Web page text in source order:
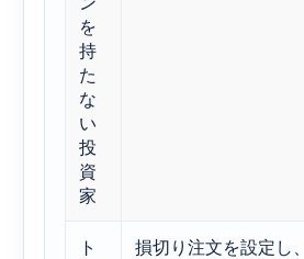
を
持
た
な
い
投
資
家
ト
損切り注文を設定し